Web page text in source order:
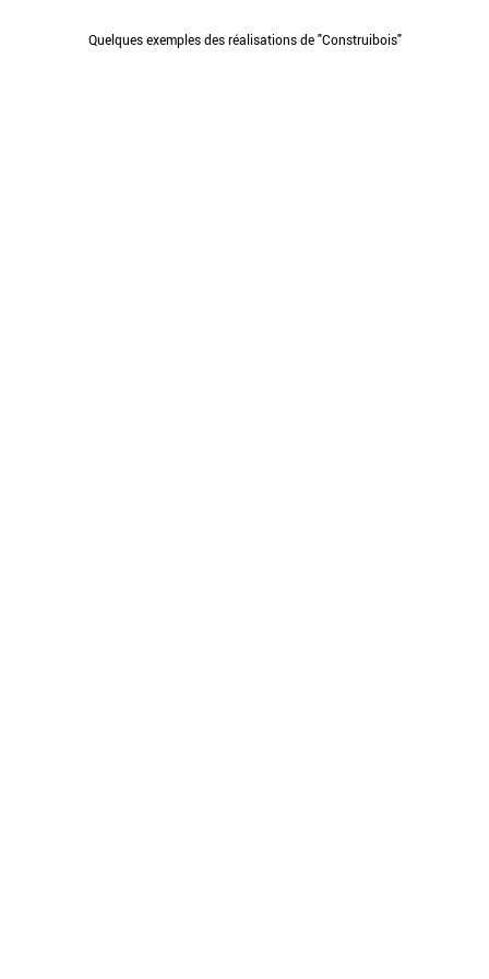
Quelques exemples des réalisations de "Construibois"